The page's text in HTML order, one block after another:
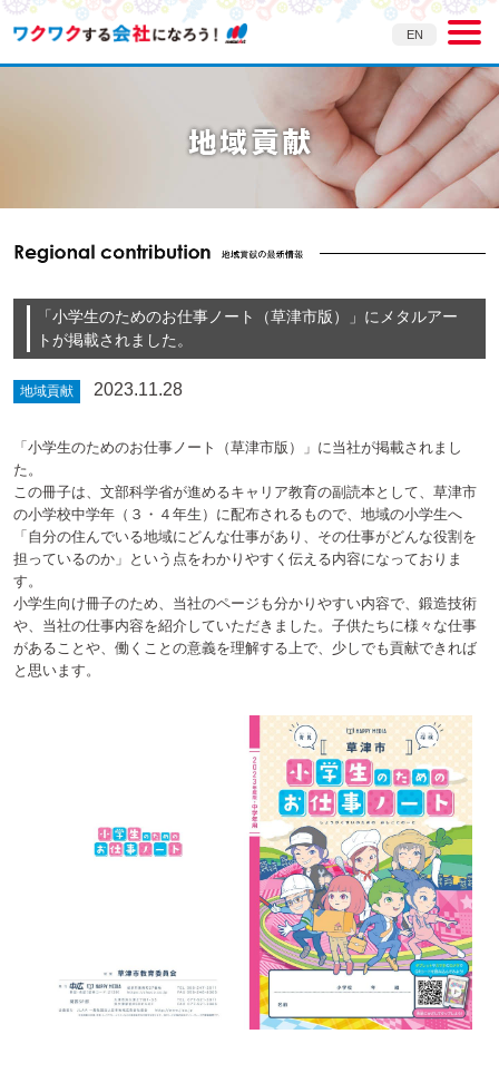
EN
「小学生のためのお仕事ノート（草津市版）」にメタルアー
トが掲載されました。
地域貢献 2023.11.28
「小学生のためのお仕事ノート（草津市版）」に当社が掲載されまし
た。
この冊子は、文部科学省が進めるキャリア教育の副読本として、草津市
の小学校中学年（３・４年生）に配布されるもので、地域の小学生へ
「自分の住んでいる地域にどんな仕事があり、その仕事がどんな役割を
担っているのか」という点をわかりやすく伝える内容になっておりま
す。
小学生向け冊子のため、当社のページも分かりやすい内容で、鍛造技術
や、当社の仕事内容を紹介していただきました。子供たちに様々な仕事
があることや、働くことの意義を理解する上で、少しでも貢献できれば
と思います。